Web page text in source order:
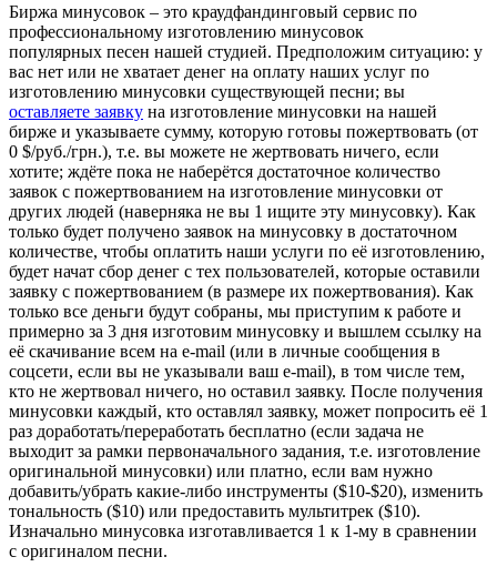
Биржа минусовок – это краудфандинговый сервис по
профессиональному изготовлению минусовок
популярных песен нашей студией. Предположим ситуацию: у
вас нет или не хватает денег на оплату наших услуг по
изготовлению минусовки существующей песни; вы
оставляете заявку на изготовление минусовки на нашей
бирже и указываете сумму, которую готовы пожертвовать (от
0 $/руб./грн.), т.е. вы можете не жертвовать ничего, если
хотите; ждёте пока не наберётся достаточное количество
заявок с пожертвованием на изготовление минусовки от
других людей (наверняка не вы 1 ищите эту минусовку). Как
только будет получено заявок на минусовку в достаточном
количестве, чтобы оплатить наши услуги по её изготовлению,
будет начат сбор денег с тех пользователей, которые оставили
заявку с пожертвованием (в размере их пожертвования). Как
только все деньги будут собраны, мы приступим к работе и
примерно за 3 дня изготовим минусовку и вышлем ссылку на
её скачивание всем на e-mail (или в личные сообщения в
соцсети, если вы не указывали ваш e-mail), в том числе тем,
кто не жертвовал ничего, но оставил заявку. После получения
минусовки каждый, кто оставлял заявку, может попросить её 1
раз доработать/переработать бесплатно (если задача не
выходит за рамки первоначального задания, т.е. изготовление
оригинальной минусовки) или платно, если вам нужно
добавить/убрать какие-либо инструменты ($10-$20), изменить
тональность ($10) или предоставить мультитрек ($10).
Изначально минусовка изготавливается 1 к 1-му в сравнении
с оригиналом песни.